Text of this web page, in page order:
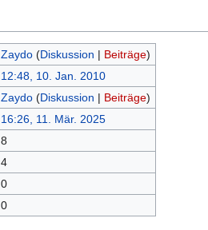
Zaydo (Diskussion | Beiträge)
12:48, 10. Jan. 2010
Zaydo (Diskussion | Beiträge)
16:26, 11. Mär. 2025
8
4
0
0